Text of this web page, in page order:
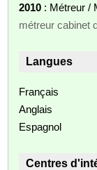
2010 : Métreur /
métreur cabinet
Langues
Français
Anglais
Espagnol
Centres